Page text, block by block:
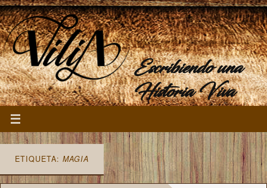
Escribiendo una
Historia Viva
ETIQUETA: MAGIA